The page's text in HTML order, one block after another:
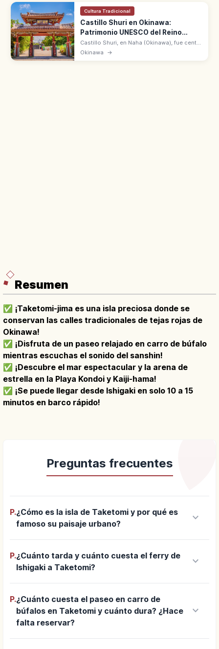
Cultura Tradicional
Castillo Shuri en Okinawa:
Patrimonio UNESCO del Reino
Ryukyu
Castillo Shuri, en Naha (Okinawa), fue centro
del reino Ryukyu durante 450 años.
Okinawa →
Resumen
✅ ¡Taketomi-jima es una isla preciosa donde se
conservan las calles tradicionales de tejas rojas de
Okinawa!
✅ ¡Disfruta de un paseo relajado en carro de búfalo
mientras escuchas el sonido del sanshin!
✅ ¡Descubre el mar espectacular y la arena de
estrella en la Playa Kondoi y Kaiji-hama!
✅ ¡Se puede llegar desde Ishigaki en solo 10 a 15
minutos en barco rápido!
Preguntas frecuentes
P.¿Cómo es la isla de Taketomi y por qué es
famoso su paisaje urbano?
keyboard_arrow_down
P.¿Cuánto tarda y cuánto cuesta el ferry de
Ishigaki a Taketomi?
keyboard_arrow_down
P.¿Cuánto cuesta el paseo en carro de
búfalos en Taketomi y cuánto dura? ¿Hace
falta reservar?
keyboard_arrow_down